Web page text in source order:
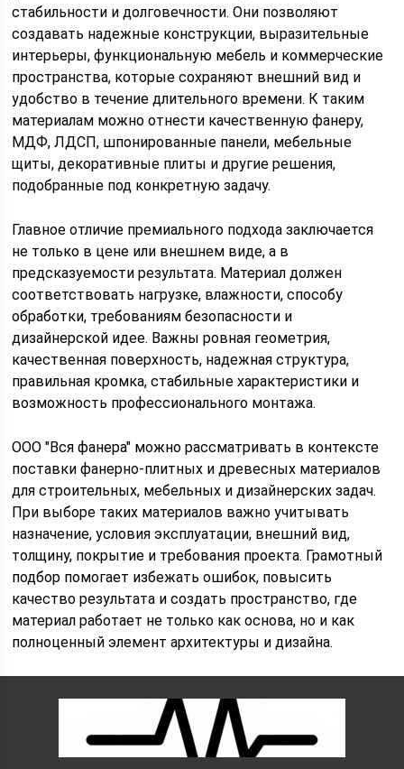
стабильности и долговечности. Они позволяют
создавать надежные конструкции, выразительные
интерьеры, функциональную мебель и коммерческие
пространства, которые сохраняют внешний вид и
удобство в течение длительного времени. К таким
материалам можно отнести качественную фанеру,
МДФ, ЛДСП, шпонированные панели, мебельные
щиты, декоративные плиты и другие решения,
подобранные под конкретную задачу.
Главное отличие премиального подхода заключается
не только в цене или внешнем виде, а в
предсказуемости результата. Материал должен
соответствовать нагрузке, влажности, способу
обработки, требованиям безопасности и
дизайнерской идее. Важны ровная геометрия,
качественная поверхность, надежная структура,
правильная кромка, стабильные характеристики и
возможность профессионального монтажа.
ООО "Вся фанера" можно рассматривать в контексте
поставки фанерно-плитных и древесных материалов
для строительных, мебельных и дизайнерских задач.
При выборе таких материалов важно учитывать
назначение, условия эксплуатации, внешний вид,
толщину, покрытие и требования проекта. Грамотный
подбор помогает избежать ошибок, повысить
качество результата и создать пространство, где
материал работает не только как основа, но и как
полноценный элемент архитектуры и дизайна.